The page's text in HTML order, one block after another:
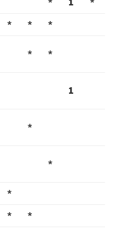
* 1 *
* * *
* *
1
*
*
*
* *